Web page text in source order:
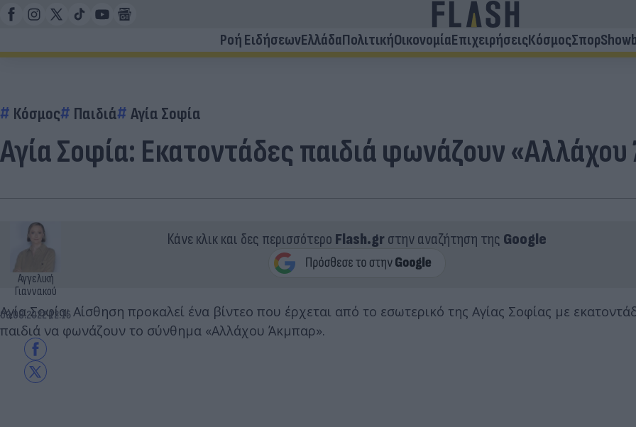
Ροή ΕιδήσεωνΕλλάδαΠολιτικήΟικονομίαΕπιχειρήσειςΚόσμοςΣπορ
Κόσμος Παιδιά Αγία Σοφία
Αγία Σοφία: Εκατοντάδες παιδιά φωνάζουν
Αγγελική
Γιαννακού
03.08.2022 12:15
Κάνε κλικ και δες περισσότερο Flash.grστην αναζήτηση της Google
Αγία Σοφία: Αίσθηση προκαλεί ένα βίντεο που έρχεται από το εσωτερικό της Αγίας Σοφίας με
παιδιά να φωνάζουν το σύνθημα «Αλλάχου Άκμπαρ».